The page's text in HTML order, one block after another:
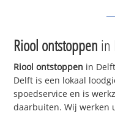
Riool ontstoppen in
Riool ontstoppen in
Delft is een lokaal
spoedservice en is
daarbuiten. Wij werken